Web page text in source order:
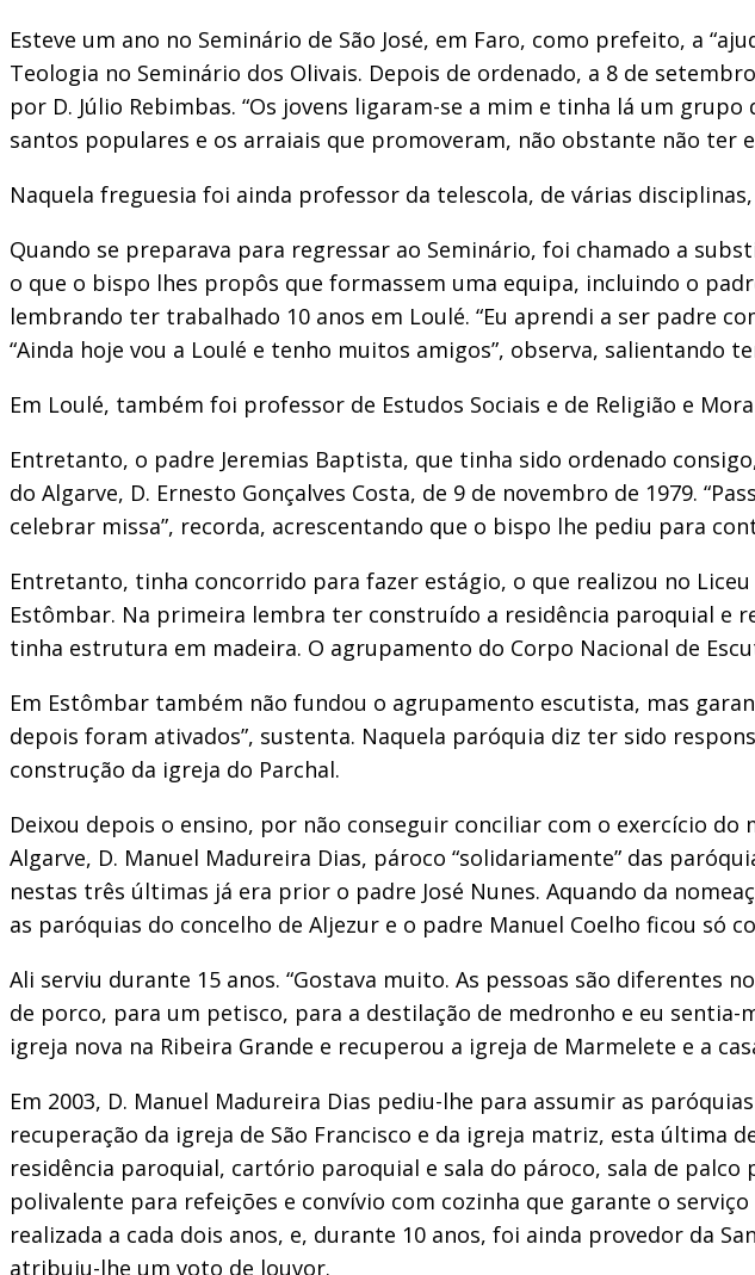
Esteve um ano no Seminário de São José, em Faro, como prefeito, a
Teologia no Seminário dos Olivais. Depois de ordenado, a 8 de
por D. Júlio Rebimbas. “Os jovens ligaram-se a mim e tinha lá um
santos populares e os arraiais que promoveram, não obstante não ter
Naquela freguesia foi ainda professor da telescola, de várias
Quando se preparava para regressar ao Seminário, foi chamado a
o que o bispo lhes propôs que formassem uma equipa, incluindo o
lembrando ter trabalhado 10 anos em Loulé. “Eu aprendi a ser padre
“Ainda hoje vou a Loulé e tenho muitos amigos”, observa, salientando
Em Loulé, também foi professor de Estudos Sociais e de Religião e
Entretanto, o padre Jeremias Baptista, que tinha sido ordenado
do Algarve, D. Ernesto Gonçalves Costa, de 9 de novembro de 1979.
celebrar missa”, recorda, acrescentando que o bispo lhe pediu para
Entretanto, tinha concorrido para fazer estágio, o que realizou no
Estômbar. Na primeira lembra ter construído a residência paroquial e
tinha estrutura em madeira. O agrupamento do Corpo Nacional de
Em Estômbar também não fundou o agrupamento escutista, mas
depois foram ativados”, sustenta. Naquela paróquia diz ter sido
construção da igreja do Parchal.
Deixou depois o ensino, por não conseguir conciliar com o exercício
Algarve, D. Manuel Madureira Dias, pároco “solidariamente” das
nestas três últimas já era prior o padre José Nunes. Aquando da
as paróquias do concelho de Aljezur e o padre Manuel Coelho ficou só
Ali serviu durante 15 anos. “Gostava muito. As pessoas são
de porco, para um petisco, para a destilação de medronho e eu
igreja nova na Ribeira Grande e recuperou a igreja de Marmelete e a
Em 2003, D. Manuel Madureira Dias pediu-lhe para assumir as
recuperação da igreja de São Francisco e da igreja matriz, esta última
residência paroquial, cartório paroquial e sala do pároco, sala de
polivalente para refeições e convívio com cozinha que garante o
realizada a cada dois anos, e, durante 10 anos, foi ainda provedor da
atribuiu-lhe um voto de louvor.